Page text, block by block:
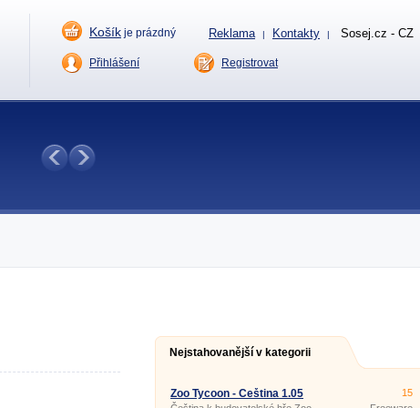
Nejstahovanější v kategorii
Zoo Tycoon - Čeština 1.05
15
Košík je prázdný Reklama | Kontakty |
Přihlášení Registrovat